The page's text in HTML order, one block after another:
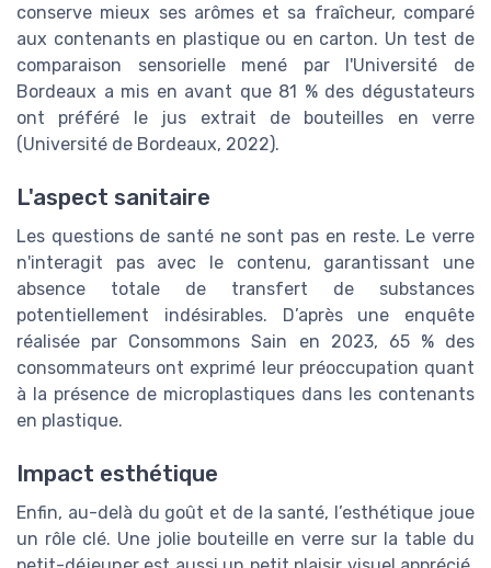
conserve mieux ses arômes et sa fraîcheur, comparé
aux contenants en plastique ou en carton. Un test de
comparaison sensorielle mené par l'Université de
Bordeaux a mis en avant que 81 % des dégustateurs
ont préféré le jus extrait de bouteilles en verre
(Université de Bordeaux, 2022).
L'aspect sanitaire
Les questions de santé ne sont pas en reste. Le verre
n'interagit pas avec le contenu, garantissant une
absence totale de transfert de substances
potentiellement indésirables. D’après une enquête
réalisée par Consommons Sain en 2023, 65 % des
consommateurs ont exprimé leur préoccupation quant
à la présence de microplastiques dans les contenants
en plastique.
Impact esthétique
Enfin, au-delà du goût et de la santé, l’esthétique joue
un rôle clé. Une jolie bouteille en verre sur la table du